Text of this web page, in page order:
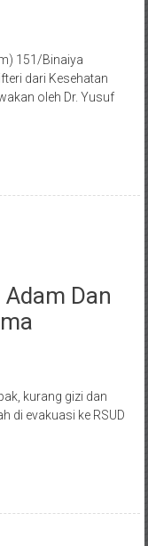
151/Binaiya
dari Kesehatan
oleh Dr. Yusuf
Dan
kurang gizi dan
di evakuasi ke RSUD